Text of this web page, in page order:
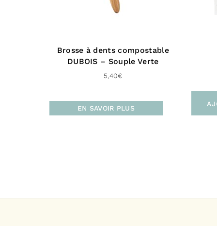
Brosse à dents compostable
DUBOIS – Souple Verte
5,40€
EN SAVOIR PLUS